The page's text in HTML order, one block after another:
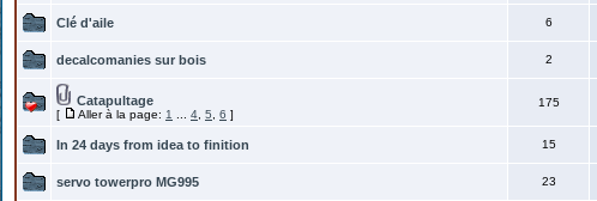
Clé d'aile 6
decalcomanies sur bois 2
Catapultage
[ Aller à la page: 1 4 5 6 ]
175
In 24 days from idea to finition 15
servo towerpro MG995 23